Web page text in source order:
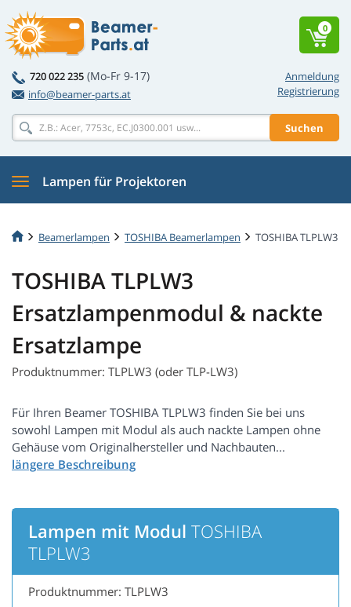
Anmeldung
Registrierung
720 022 235 (Mo-Fr 9-17)
info@beamer-parts.at
Suchen
0
Lampen für Projektoren
Beamerlampen TOSHIBA Beamerlampen TOSHIBA TLPLW3
TOSHIBA TLPLW3
Ersatzlampenmodul & nackte
Ersatzlampe
Produktnummer: TLPLW3 (oder TLP-LW3)
Für Ihren Beamer TOSHIBA TLPLW3 finden Sie bei uns
sowohl Lampen mit Modul als auch nackte Lampen ohne
Gehäuse vom Originalhersteller und Nachbauten...
Lampen mit Modul TOSHIBA
TLPLW3
Produktnummer: TLPLW3